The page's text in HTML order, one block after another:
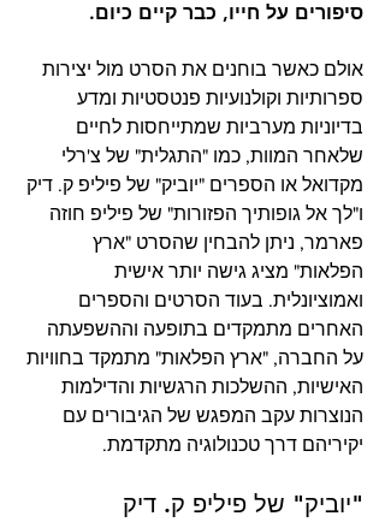
סיפורים על חייו, כבר קיים כיום.
אולם כאשר בוחנים את הסרט מול יצירות
ספרותיות וקולנועיות פנטסטיות ומדע
בדיוניות מערביות שמתייחסות לחיים
שלאחר המוות, כמו "התגלית" של צ'רלי
מקדואל או הספרים "יוביק" של פיליפ ק. דיק
ו"לך אל גופותיך הפזורות" של פיליפ חוזה
פארמר, ניתן להבחין שהסרט "ארץ
הפלאות" מציג גישה יותר אישית
ואמוציונלית. בעוד הסרטים והספרים
האחרים מתמקדים בתופעה וההשפעתה
על החברה, "ארץ הפלאות" מתמקד בחוויות
האישיות, ההשלכות הרגשיות והדילמות
הנוצרות עקב המפגש של הגיבורים עם
יקיריהם דרך טכנולוגיה מתקדמת.
"יוביק" של פיליפ ק. דיק